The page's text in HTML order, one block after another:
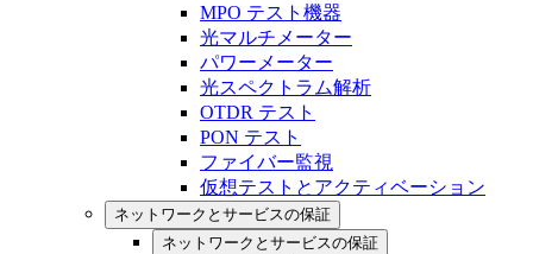
MPO テスト機器
光マルチメーター
パワーメーター
光スペクトラム解析
OTDR テスト
PON テスト
ファイバー監視
仮想テストとアクティベーション
ネットワークとサービスの保証
ネットワークとサービスの保証